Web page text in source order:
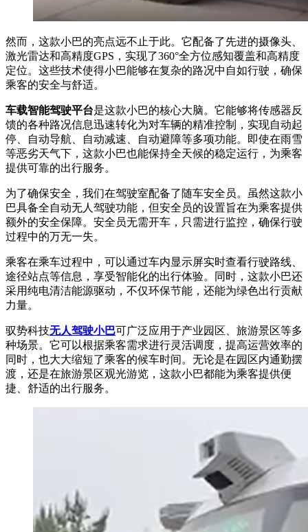
然而，这款小巴的亮点远不止于此。它配备了先进的摄像头、
激光雷达和高精度GPS，实现了360°全方位感知覆盖和高精度
定位。这些技术使得小巴能够在复杂的路况中自如行驶，确保
乘客的安全与舒适。
车载智能驾驶平台是这款小巴的核心大脑。它能够将传感器反
馈的各种路况信息迅速转化为对车辆的精准控制，实现自动起
停、自动导航、自动减速、自动避障等多项功能。即使在雨雪
等恶劣天气下，这款小巴也能保持全天候的稳定运行，为乘客
提供可靠的出行服务。
为了确保安全，我们在驾驶室配备了随车安全员。虽然这款小
巴具备全自动无人驾驶功能，但安全员的设置旨在为乘客提供
额外的安全保障。安全员无需开车，只需进行监控，确保行驶
过程中的万无一失。
乘客在乘车过程中，可以通过车内显示屏实时查看行驶路线、
途径站点等信息，享受智能化的出行体验。同时，这款小巴还
采用纯电清洁能源驱动，不仅环保节能，还能为绿色出行贡献
力量。
驭势科技无人驾驶小巴可广泛应用于产业园区、旅游景区等多
种场景。它可以根据乘客需求进行灵活调度，提高运营效率的
同时，也大大缩短了乘客的候车时间。无论是在园区内通勤摆
渡，还是在旅游景区观光游览，这款小巴都能为乘客提供便
捷、舒适的出行服务。